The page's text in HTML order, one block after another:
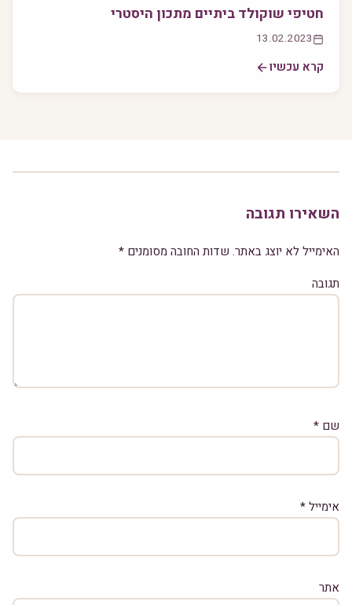
חטיפי שוקולד ביתיים מתכון היסטרי
13.02.2023
קרא עכשיו
השאירו תגובה
האימייל לא יוצג באתר. שדות החובה מסומנים *
תגובה
שם *
אימייל*
אתר